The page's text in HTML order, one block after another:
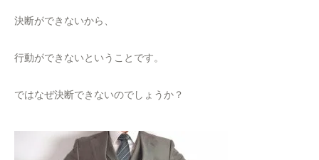
決断ができないから、
行動ができないということです。
ではなぜ決断できないのでしょうか？